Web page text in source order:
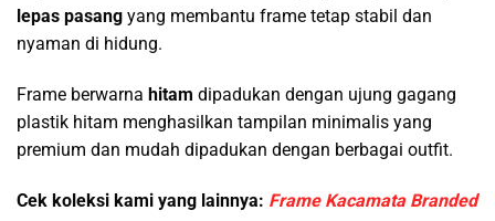
lepas pasang yang membantu frame tetap stabil dan
nyaman di hidung.
Frame berwarna hitam dipadukan dengan ujung gagang
plastik hitam menghasilkan tampilan minimalis yang
premium dan mudah dipadukan dengan berbagai outfit.
Cek koleksi kami yang lainnya: Frame Kacamata Branded